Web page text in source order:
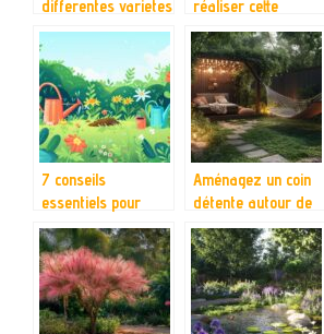
differentes varietes
d’insectes
pollinisateurs
réaliser cette
opération et
comment le faire ?
7 conseils
essentiels pour
débuter en
jardinage
Aménagez un coin
détente autour de
votre abri de jardin